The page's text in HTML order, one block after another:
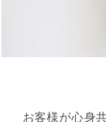
お客様が心身